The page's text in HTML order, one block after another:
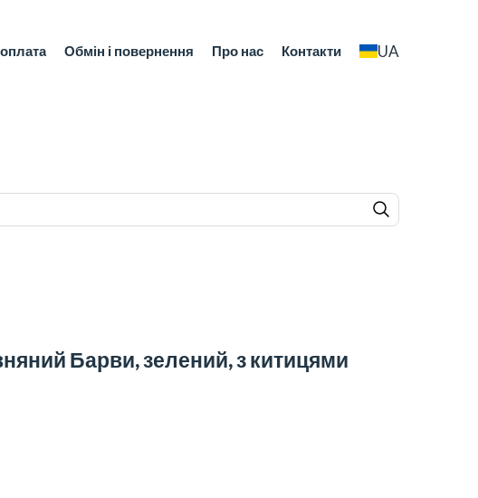
Обмін і повернення Про нас Контакти UA
Барви, зелений, з китицями